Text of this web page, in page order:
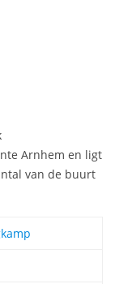
Arnhem en ligt
van de buurt